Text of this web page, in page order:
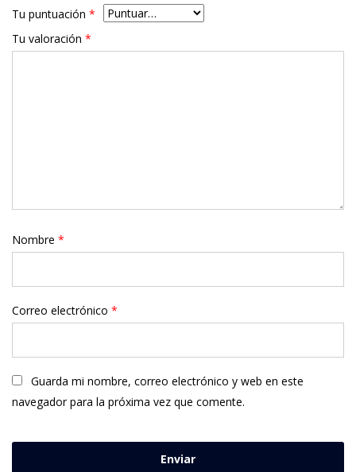
Tu puntuación *
Tu valoración *
Nombre *
Correo electrónico *
Guarda mi nombre, correo electrónico y web en este
navegador para la próxima vez que comente.